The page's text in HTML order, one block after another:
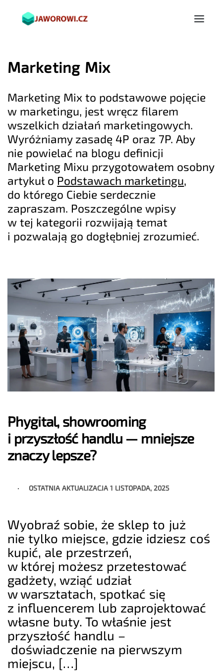
Marketing Mix
Marketing Mix to podstawowe pojęcie
w marketingu, jest wręcz filarem
wszelkich działań marketingowych.
Wyróżniamy zasadę 4P oraz 7P. Aby
nie powielać na blogu definicji
Marketing Mixu przygotowałem osobny
artykuł o Podstawach marketingu,
do którego Ciebie serdecznie
zapraszam. Poszczególne wpisy
w tej kategorii rozwijają temat
i pozwalają go dogłębniej zrozumieć.
Phygital, showrooming
i przyszłość handlu — mniejsze
znaczy lepsze?
OSTATNIA AKTUALIZACJA1 LISTOPADA, 2025
Wyobraź sobie, że sklep to już
nie tylko miejsce, gdzie idziesz coś
kupić, ale przestrzeń,
w której możesz przetestować
gadżety, wziąć udział
w warsztatach, spotkać się
z influencerem lub zaprojektować
własne buty. To właśnie jest
przyszłość handlu –
doświadczenie na pierwszym
miejscu, […]